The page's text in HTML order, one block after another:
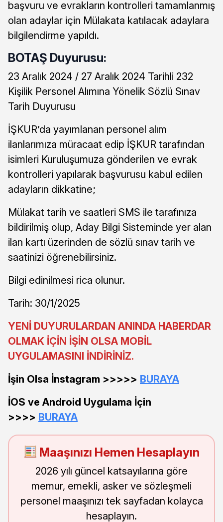
başvuru ve evrakların kontrolleri tamamlanmış
olan adaylar için Mülakata katılacak adaylara
bilgilendirme yapıldı.
BOTAŞ Duyurusu:
23 Aralık 2024 / 27 Aralık 2024 Tarihli 232
Kişilik Personel Alımına Yönelik Sözlü Sınav
Tarih Duyurusu
İŞKUR’da yayımlanan personel alım
ilanlarımıza müracaat edip İŞKUR tarafından
isimleri Kuruluşumuza gönderilen ve evrak
kontrolleri yapılarak başvurusu kabul edilen
adayların dikkatine;
Mülakat tarih ve saatleri SMS ile tarafınıza
bildirilmiş olup, Aday Bilgi Sisteminde yer alan
ilan kartı üzerinden de sözlü sınav tarih ve
saatinizi öğrenebilirsiniz.
Bilgi edinilmesi rica olunur.
Tarih: 30/1/2025
YENİ DUYURULARDAN ANINDA HABERDAR
OLMAK İÇİN İŞİN OLSA MOBİL
UYGULAMASINI İNDİRİNİZ.
İşin Olsa İnstagram >>>>> BURAYA
İOS ve Android Uygulama İçin
>>>> BURAYA
Maaşınızı Hemen Hesaplayın
2026 yılı güncel katsayılarına göre
memur, emekli, asker ve sözleşmeli
personel maaşınızı tek sayfadan kolayca
hesaplayın.